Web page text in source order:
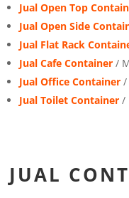
Jual Open Top
Jual Open Side
Jual Flat Rack
Jual Cafe Container /
Jual Office Container /
Jual Toilet Container /
JUAL